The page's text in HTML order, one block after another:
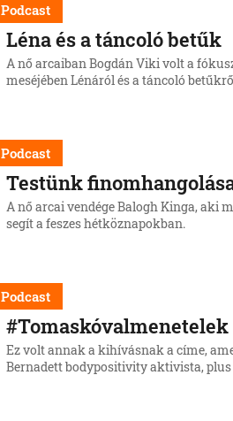
Podcast
Léna és a táncoló betűk
A nő arcaiban Bogdán Viki volt a
meséjében Lénáról és a táncoló
Podcast
Testünk
A nő arcai vendége Balogh Kinga, aki
segít a feszes hétköznapokban.
Podcast
#Tomaskóvalmenetelek
Ez volt annak a kihívásnak a címe,
Bernadett bodypositivity aktivista,